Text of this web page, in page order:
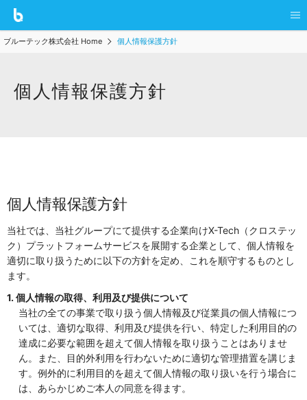
ブルーテック株式会社 Home 個人情報保護方針
個人情報保護方針
個人情報保護方針
当社では、当社グループにて提供する企業向けX-Tech（クロステッ
ク）プラットフォームサービスを展開する企業として、個人情報を
適切に取り扱うために以下の方針を定め、これを順守するものとし
ます。
1. 個人情報の取得、利用及び提供について
当社の全ての事業で取り扱う個人情報及び従業員の個人情報につ
いては、適切な取得、利用及び提供を行い、特定した利用目的の
達成に必要な範囲を超えて個人情報を取り扱うことはありませ
ん。また、目的外利用を行わないために適切な管理措置を講じま
す。例外的に利用目的を超えて個人情報の取り扱いを行う場合に
は、あらかじめご本人の同意を得ます。